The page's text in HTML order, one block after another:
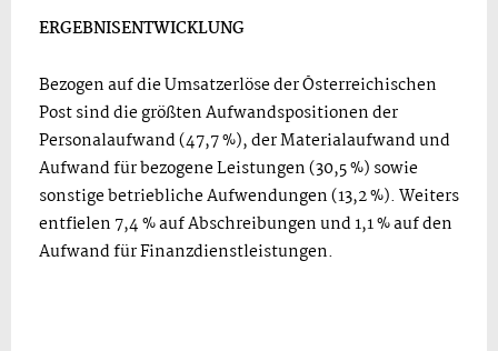
ERGEBNISENTWICKLUNG
Bezogen auf die Umsatzerlöse der Österreichischen
Post sind die größten Aufwandspositionen der
Personalaufwand (47,7 %), der Materialaufwand und
Aufwand für bezogene Leistungen (30,5 %) sowie
sonstige betriebliche Aufwendungen (13,2 %). Weiters
entfielen 7,4 % auf Abschreibungen und 1,1 % auf den
Aufwand für Finanzdienstleistungen.